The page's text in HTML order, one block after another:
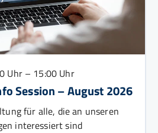
Uhr – 15:00 Uhr
Session – August 2026
für alle, die an unseren
interessiert sind